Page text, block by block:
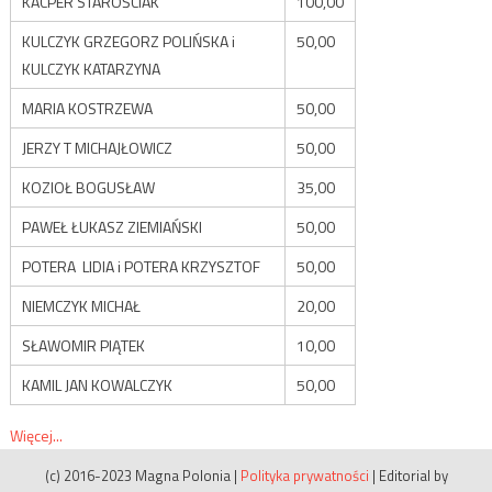
KULCZYK GRZEGORZ POLIŃSKA i
KULCZYK KATARZYNA
50,00
MARIA KOSTRZEWA
50,00
JERZY T MICHAJŁOWICZ
50,00
KOZIOŁ BOGUSŁAW
35,00
PAWEŁ ŁUKASZ ZIEMIAŃSKI
50,00
POTERA LIDIA i POTERA KRZYSZTOF
50,00
NIEMCZYK MICHAŁ
20,00
SŁAWOMIR PIĄTEK
10,00
KAMIL JAN KOWALCZYK
50,00
Więcej...
(c) 2016-2023 Magna Polonia | Polityka prywatności | Editorial by